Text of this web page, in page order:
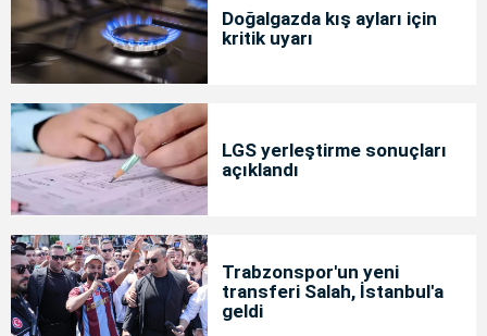
Doğalgazda kış ayları için
kritik uyarı
LGS yerleştirme sonuçları
açıklandı
Trabzonspor'un yeni
transferi Salah, İstanbul'a
geldi